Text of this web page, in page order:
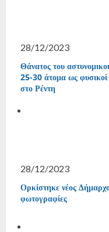
28/12/2023
Θάνατος του
25-30 άτομα ως φυσικοί
στο Ρέντη
28/12/2023
Ορκίστηκε νέος
φωτογραφίες